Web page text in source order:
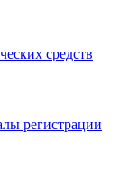
средств
регистрации